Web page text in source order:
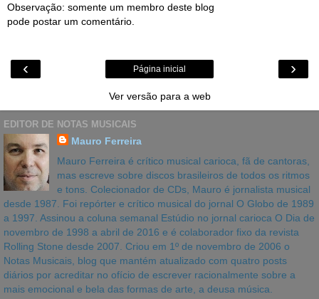
Observação: somente um membro deste blog
pode postar um comentário.
‹ ›
Página inicial
Ver versão para a web
EDITOR DE NOTAS MUSICAIS
Mauro Ferreira
Mauro Ferreira é crítico musical carioca, fã de cantoras,
mas escreve sobre discos brasileiros de todos os ritmos
e tons. Colecionador de CDs, Mauro é jornalista musical
desde 1987. Foi repórter e crítico musical do jornal O Globo de 1989
a 1997. Assinou a coluna semanal Estúdio no jornal carioca O Dia de
novembro de 1998 a abril de 2016 e é colaborador fixo da revista
Rolling Stone desde 2007. Criou em 1º de novembro de 2006 o
Notas Musicais, blog que mantém atualizado com quatro posts
diários por acreditar no ofício de escrever racionalmente sobre a
mais emocional e bela das formas de arte, a deusa música.